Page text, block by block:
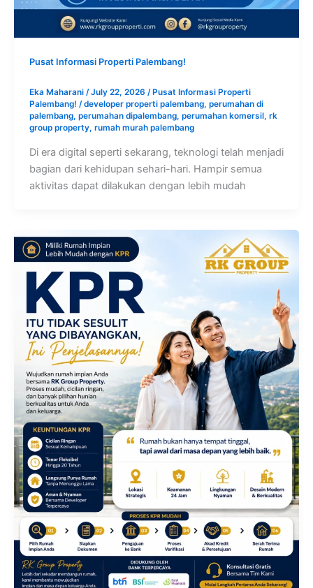
Pusat Informasi Properti Palembang!
Eka Maharani /July 22, 2026 /Pusat Informasi Properti
Palembang! /developer properti palembang, perumahan di
palembang, perumahan dipalembang, perumahan komersil, rk
group property, rumah murah palembang
Di era digital seperti sekarang, teknologi telah menjadi
bagian dari kehidupan sehari-hari. Hampir semua
aktivitas dapat dilakukan dengan lebih mudah